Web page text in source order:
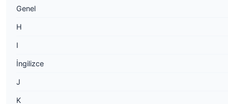
Genel
H
I
İngilizce
J
K